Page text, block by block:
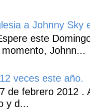
a Johnny Sky
este
Johnn...
veces este año.
de febrero 2012 .
y d...